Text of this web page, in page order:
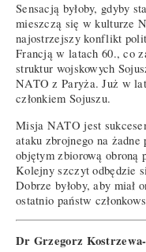
Sensacją byłoby, gdyby
mieszczą się w kulturze
najostrzejszy konflikt
Francją w latach 60., co
struktur wojskowych
NATO z Paryża. Już w
członkiem Sojuszu.
Misja NATO jest
ataku zbrojnego na
objętym zbiorową obroną
Kolejny szczyt odbędzie
Dobrze byłoby, aby miał
ostatnio państw
Dr Grzegorz